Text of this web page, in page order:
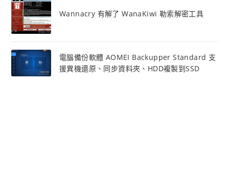
Wannacry 有解了 WanaKiwi 勒索解密工具
電腦備份軟體 AOMEI Backupper Standard 支
援異機還原、同步資料夾、HDD複製到SSD